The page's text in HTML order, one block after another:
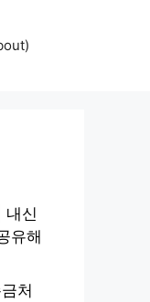
내신
유해
처